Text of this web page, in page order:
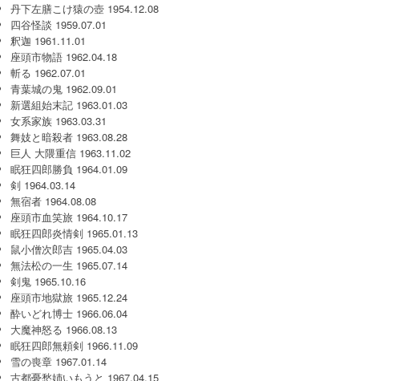
丹下左膳こけ猿の壺 1954.12.08
四谷怪談 1959.07.01
釈迦 1961.11.01
座頭市物語 1962.04.18
斬る 1962.07.01
青葉城の鬼 1962.09.01
新選組始末記 1963.01.03
女系家族 1963.03.31
舞妓と暗殺者 1963.08.28
巨人 大隈重信 1963.11.02
眠狂四郎勝負 1964.01.09
剣 1964.03.14
無宿者 1964.08.08
座頭市血笑旅 1964.10.17
眠狂四郎炎情剣 1965.01.13
鼠小僧次郎吉 1965.04.03
無法松の一生 1965.07.14
剣鬼 1965.10.16
座頭市地獄旅 1965.12.24
酔いどれ博士 1966.06.04
大魔神怒る 1966.08.13
眠狂四郎無頼剣 1966.11.09
雪の喪章 1967.01.14
古都憂愁姉いもうと 1967.04.15